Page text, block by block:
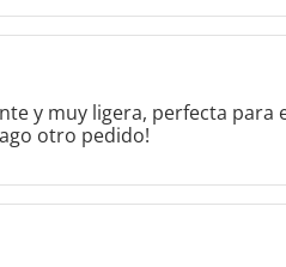
y muy ligera, perfecta para
otro pedido!